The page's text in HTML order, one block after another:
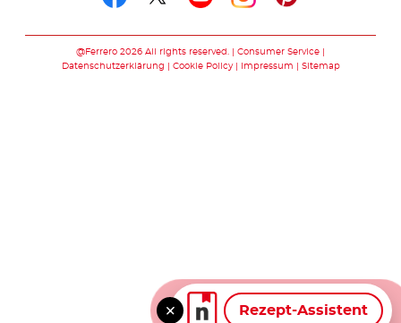
Rezept-Assistent
@Ferrero 2026 All rights reserved.
Consumer Service
Datenschutzerklärung
Cookie Policy Impressum Sitemap